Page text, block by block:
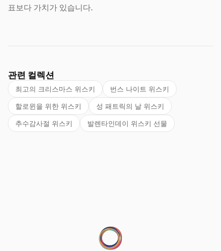
표보다 가치가 있습니다.
관련 컬렉션
최고의 크리스마스 위스키
번스 나이트 위스키
할로윈을 위한 위스키
성 패트릭의 날 위스키
추수감사절 위스키
발렌타인데이 위스키 선물